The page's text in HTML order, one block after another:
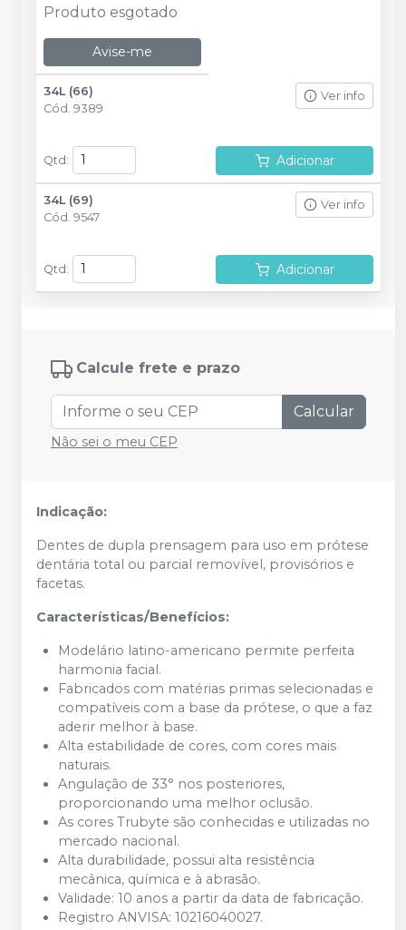
Produto esgotado
Avise-me
34L (66)
Cód. 9389
Ver info
Qtd : Adicionar
34L (69)
Cód. 9547
Ver info
Qtd : Adicionar
Calcule frete e prazo
Calcular
Não sei o meu CEP
Indicação:
Dentes de dupla prensagem para uso em prótese
dentária total ou parcial removível, provisórios e
facetas.
Características/Benefícios:
Modelário latino-americano permite perfeita
harmonia facial.
Fabricados com matérias primas selecionadas e
compatíveis com a base da prótese, o que a faz
aderir melhor à base.
Alta estabilidade de cores, com cores mais
naturais.
Angulação de 33° nos posteriores,
proporcionando uma melhor oclusão.
As cores Trubyte são conhecidas e utilizadas no
mercado nacional.
Alta durabilidade, possui alta resistência
mecânica, química e à abrasão.
Validade: 10 anos a partir da data de fabricação.
Registro ANVISA: 10216040027.